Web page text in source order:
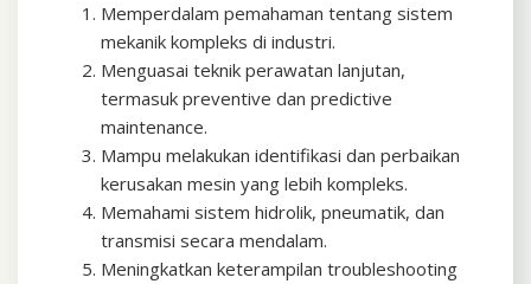
Memperdalam pemahaman tentang sistem
mekanik kompleks di industri.
Menguasai teknik perawatan lanjutan,
termasuk preventive dan predictive
maintenance.
Mampu melakukan identifikasi dan perbaikan
kerusakan mesin yang lebih kompleks.
Memahami sistem hidrolik, pneumatik, dan
transmisi secara mendalam.
Meningkatkan keterampilan troubleshooting